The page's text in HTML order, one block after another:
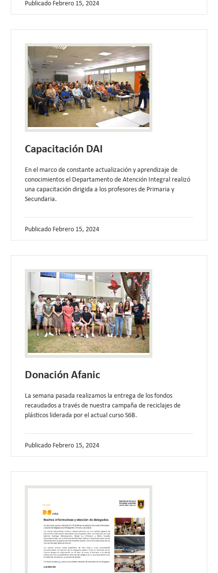
Publicado Febrero 15, 2024
Capacitación DAI
En el marco de constante actualización y aprendizaje de
conocimientos el Departamento de Atención Integral realizó
una capacitación dirigida a los profesores de Primaria y
Secundaria.
Publicado Febrero 15, 2024
Donación Afanic
La semana pasada realizamos la entrega de los fondos
recaudados a través de nuestra campaña de reciclajes de
plásticos liderada por el actual curso S6B.
Publicado Febrero 15, 2024